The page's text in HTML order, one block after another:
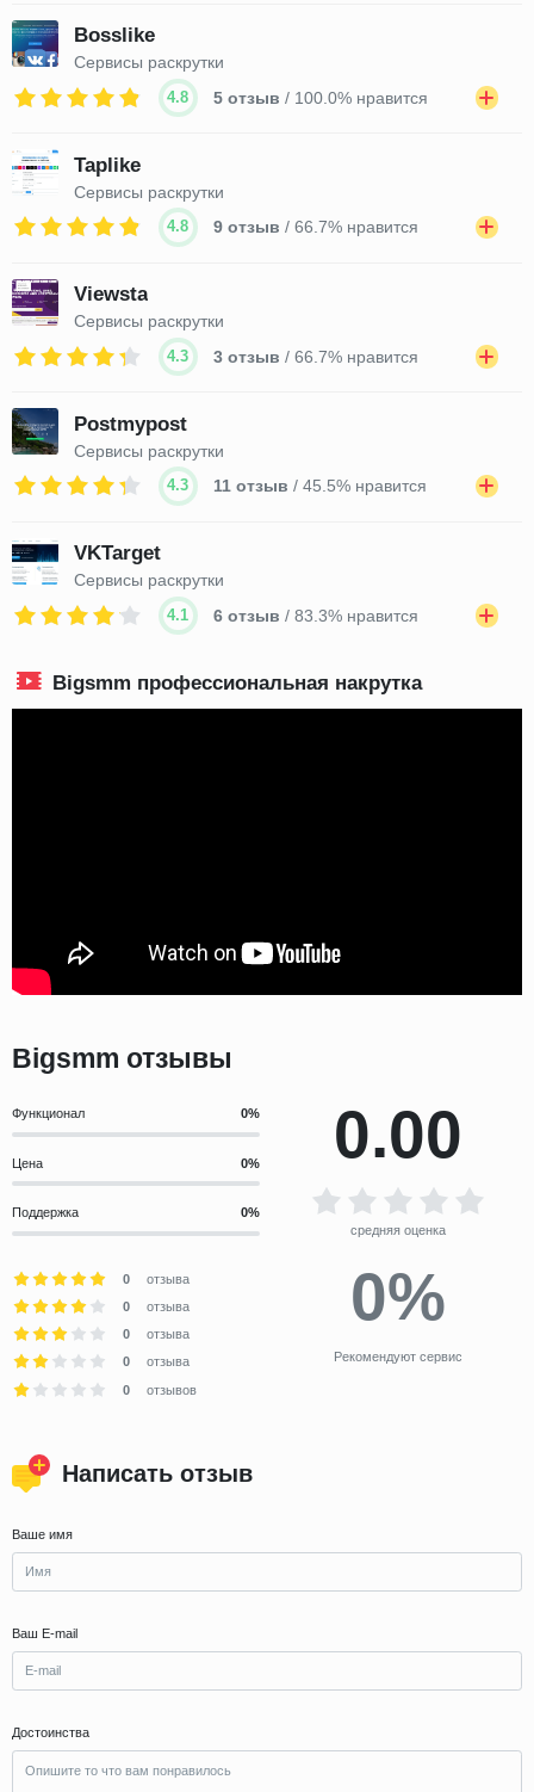
Bosslike
Сервисы раскрутки
4.8 5 отзыв / 100.0% нравится
Taplike
Сервисы раскрутки
4.8 9 отзыв / 66.7% нравится
Viewsta
Сервисы раскрутки
4.3 3 отзыв / 66.7% нравится
Postmypost
Сервисы раскрутки
4.3 11 отзыв / 45.5% нравится
VKTarget
Сервисы раскрутки
4.1 6 отзыв / 83.3% нравится
Bigsmm профессиональная накрутка
Bigsmm отзывы
Функционал
Цена
Поддержка
0.00
средняя оценка
0
отзыва
0
отзыва
0
отзыва
0
отзыва
0
отзывов
0%
Рекомендуют сервис
Написать отзыв
Ваше имя
Ваш E-mail
Достоинства